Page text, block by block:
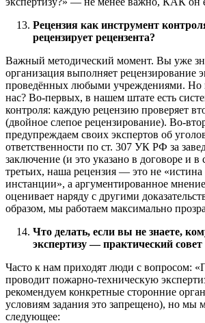
Рецензия как инструмент
рецензирует рецензента?
Важный методический момент. Вы уже
организация выполняет рецензирование
проведённых любыми учреждениями. Но
нас? Во-первых, в нашем штате есть
контроля: каждую рецензию проверяет
(двойное слепое рецензирование). Во-
предупреждаем своих экспертов об
ответственности по ст. 307 УК РФ за
заключение (и это указано в договоре и
третьих, наша рецензия — это не «истина
инстанции», а аргументированное
оценивает наряду с другими
образом, мы работаем максимально
Что делать, если вы не знаете,
экспертизу — практический совет
Часто к нам приходят люди с вопросом:
проводит пожарно-техническую
рекомендуем конкретные сторонние
условиям задания это запрещено), но мы
следующее: